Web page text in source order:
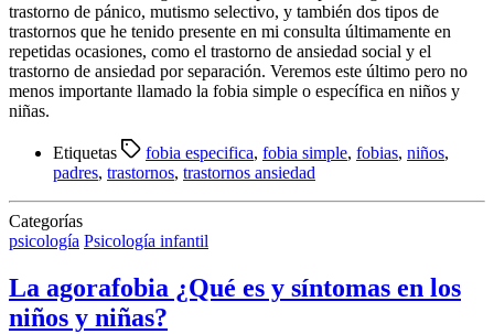
trastorno de pánico, mutismo selectivo, y también dos tipos de
trastornos que he tenido presente en mi consulta últimamente en
repetidas ocasiones, como el trastorno de ansiedad social y el
trastorno de ansiedad por separación. Veremos este último pero no
menos importante llamado la fobia simple o específica en niños y
niñas.
Etiquetas fobia especifica, fobia simple, fobias, niños,
padres, trastornos, trastornos ansiedad
Categorías
psicología Psicología infantil
La agorafobia ¿Qué es y síntomas en los
niños y niñas?